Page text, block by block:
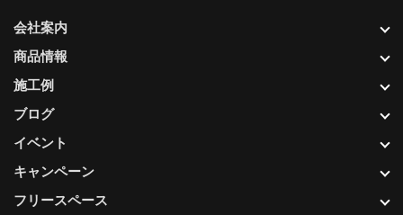
会社案内
商品情報
施工例
ブログ
イベント
キャンペーン
フリースペース